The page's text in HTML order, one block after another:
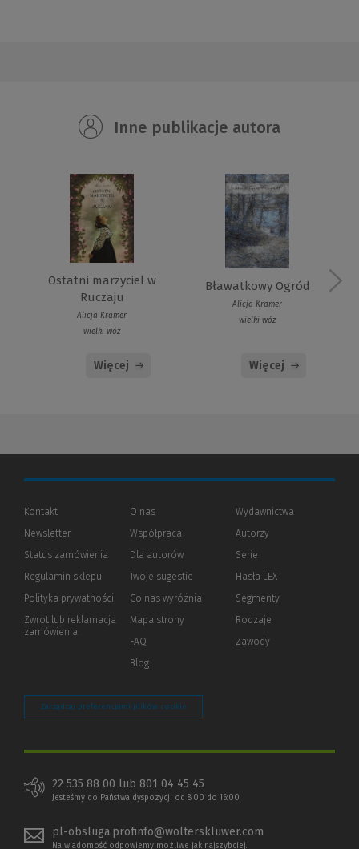
Inne publikacje autora
Ostatni marzyciel w
Ruczaju
Alicja Kramer
wielki wóz
Więcej
Bławatkowy Ogród
Alicja Kramer
wielki wóz
Więcej
Kontakt
Newsletter
Status zamówienia
Regulamin sklepu
Polityka prywatności (Nowe
(Link
innej
Zwrot lub reklamacja
zamówienia
O nas
Współpraca
Dla autorów(Nowe
(Link
innej
strony)
Twoje sugestie
Co nas wyróżnia
Mapa strony
FAQ
Blog
Wydawnictwa
Autorzy
Serie
Hasła LEX
Segmenty
Rodzaje
Zawody
Zarządzaj preferencjami plików cookie
22 535 88 00 lub 801 04 45 45
Jesteśmy do Państwa dyspozycji od 8:00 do 16:00
pl-obsluga.profinfo@wolterskluwer.com
Na wiadomość odpowiemy możliwe jak najszybciej.